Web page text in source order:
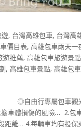
遊, 台灣高雄包車, 台灣高
價目表,高雄包車兩天一
遊推薦,高雄包車旅遊景點
,高雄包車景點,高雄包
自由行專屬包車觀
擔車體損傷的風險… 2.包
距離… 4.每輛車均有投保